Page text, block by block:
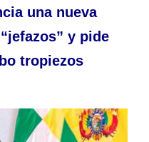
una nueva
y pide
tropiezos